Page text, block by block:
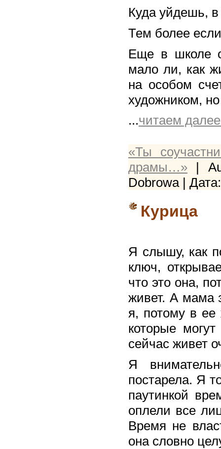
Куда уйдешь,
Тем более
Еще в школе
мало ли, как
на особом
художником,
...читаем
«Ты
драмы…» |
Dobrowa |
Курица
Я слышу, как
ключ,
что это она,
живет. А мама
я, потому в ее
которые
сейчас живет
Я
постарела. Я
паутинкой
оплели все
Время не
она словно